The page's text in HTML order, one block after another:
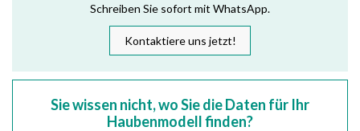
Schreiben Sie sofort mit WhatsApp.
Kontaktiere uns jetzt!
Sie wissen nicht, wo Sie die Daten für Ihr
Haubenmodell finden?